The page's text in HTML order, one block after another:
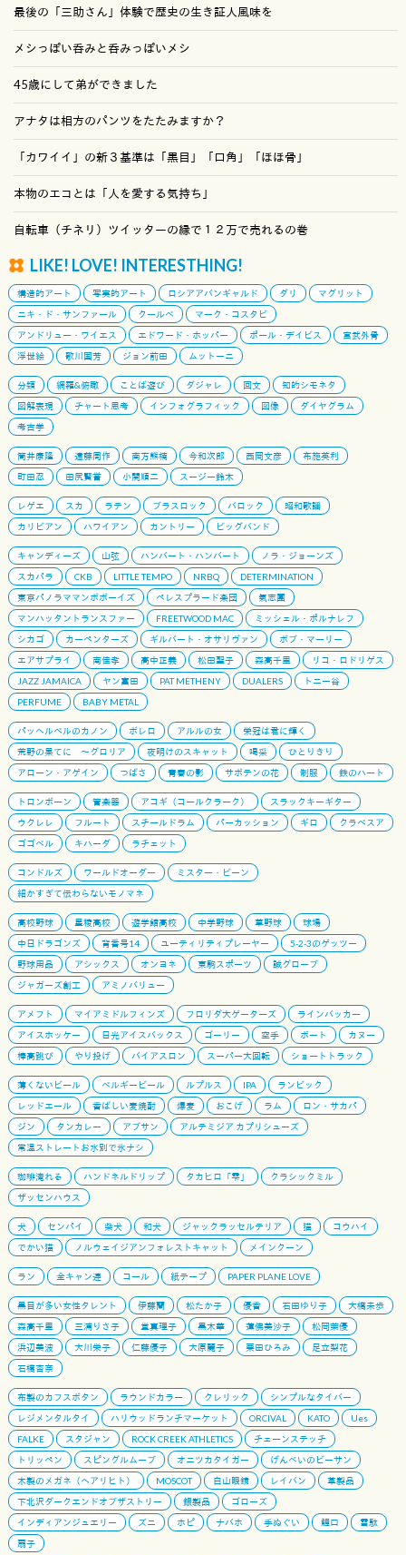
最後の「三助さん」体験で歴史の生き証人風味を
メシっぽい呑みと呑みっぽいメシ
45歳にして弟ができました
アナタは相方のパンツをたたみますか？
「カワイイ」の新３基準は「黒目」「口角」「ほほ骨」
本物のエコとは「人を愛する気持ち」
自転車（チネリ）ツイッターの縁で１２万で売れるの巻
LIKE! LOVE! INTERESTHING!
構造的アート 写実的アート ロシアアバンギャルド ダリ
マグリット
ニキ・ド・サンファール
クールベ
マーク・コスタビ
アンドリュー・ワイエス
エドワード・ホッパー ポール・デイビス
宮武外骨
浮世絵
歌川国芳 ジョン前田 ムットーニ
分類 網羅&俯瞰 ことば遊び ダジャレ 回文
知的シモネタ
図解表現
チャート思考 インフォグラフィック 図像
ダイヤグラム
考古学
筒井康隆 遠藤周作 南方熊楠 今和次郎 西岡文彦
布施英利
町田忍
田尻賢誉 小関順二 スージー鈴木
レゲエ スカ ラテン ブラスロック バロック
昭和歌謡
カリビアン
ハワイアン カントリー ビッグバンド
キャンディーズ 山弦 ハンバート・ハンバート
ノラ・ジョーンズ
スカパラ
CKB LITTLE TEMPO NRBQ
DETERMINATION
東京パノラママンボボーイズ
ペレスプラード楽団
氣志團
マンハッタントランスファー
FREETWOOD MAC
ミッシェル・ポルナレフ
シカゴ
カーペンターズ ギルバート・オサリヴァン
ボブ・マーリー
エアサプライ
南佳孝 高中正義 松田聖子 森高千里
リコ・ロドリゲス
JAZZ JAMAICA
ヤン富田 PAT METHENY DUALERS
トニー谷
PERFUME
BABY METAL
パッヘルベルのカノン ボレロ アルルの女
栄冠は君に輝く
荒野の果てに 〜グロリア
夜明けのスキャット 喝采
ひとりきり
アローン・アゲイン
つばさ 青春の影 サボテンの花 制服 鉄のハート
トロンボーン 管楽器 アコギ（コールクラーク）
スラックキーギター
ウクレレ
フルート スチールドラム パーカッション ギロ
クラベスア
ゴゴベル
キハーダ ラチェット
コンドルズ ワールドオーダー
ミスター・ビーン
細かすぎて伝わらないモノマネ
高校野球 星稜高校 遊学館高校 中学野球 草野球
球場
中日ドラゴンズ
背番号14 ユーティリティプレーヤー
5-2-3のゲッツー
野球用品
アシックス オンヨネ 東駒スポーツ
誠グローブ
ジャガーズ創工
アミノバリュー
アメフト マイアミドルフィンズ フロリダ大ゲーターズ
ラインバッカー
アイスホッケー
日光アイスバックス ゴーリー 空手 ボート
カヌー
棒高跳び
やり投げ バイアスロン スーパー大回転 ショートトラック
薄くないビール ベルギービール ルプルス IPA
ランビック
レッドエール
香ばしい麦焼酎 爆麦 おこげ ラム
ロン・サカパ
ジン
タンカレー アブサン
アルテミジア カプリシューズ
常温ストレートお水別で氷ナシ
珈琲淹れる ハンドネルドリップ タカヒロ「雫」
クラシックミル
ザッセンハウス
犬 センパイ 柴犬 和犬 ジャックラッセルテリア 猫
コウハイ
でかい猫
ノルウェイジアンフォレストキャット メインクーン
ラン 全キャン連 コール 紙テープ PAPER PLANE LOVE
黒目が多い女性タレント 伊藤蘭 松たか子 優香 石田ゆり子
大橋未歩
森高千里
三浦りさ子 堂真理子 黒木華 蓮佛美沙子
松岡茉優
浜辺美波
大川栄子 仁藤優子 大原麗子 栗田ひろみ
足立梨花
石橋杏奈
布製のカフスボタン ラウンドカラー クレリック
シンプルなタイバー
レジメンタルタイ
ハリウッドランチマーケット ORCIVAL KATO
Ues
FALKE
スタジャン ROCK CREEK ATHLETICS
チェーンステッチ
トリッペン
スピングルムーブ オニツカタイガー
げんべいのビーサン
木製のメガネ（ヘアリヒト）
MOSCOT 白山眼鏡 レイバン
革製品
下北沢ダークエンドオブザストリー
銀製品
ゴローズ
インディアンジュエリー
ズニ ホピ ナバホ 手ぬぐい 鯉口
雪駄
扇子